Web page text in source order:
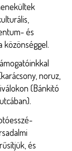
és
közönséggel.
noruz,
(Bánkitó
és